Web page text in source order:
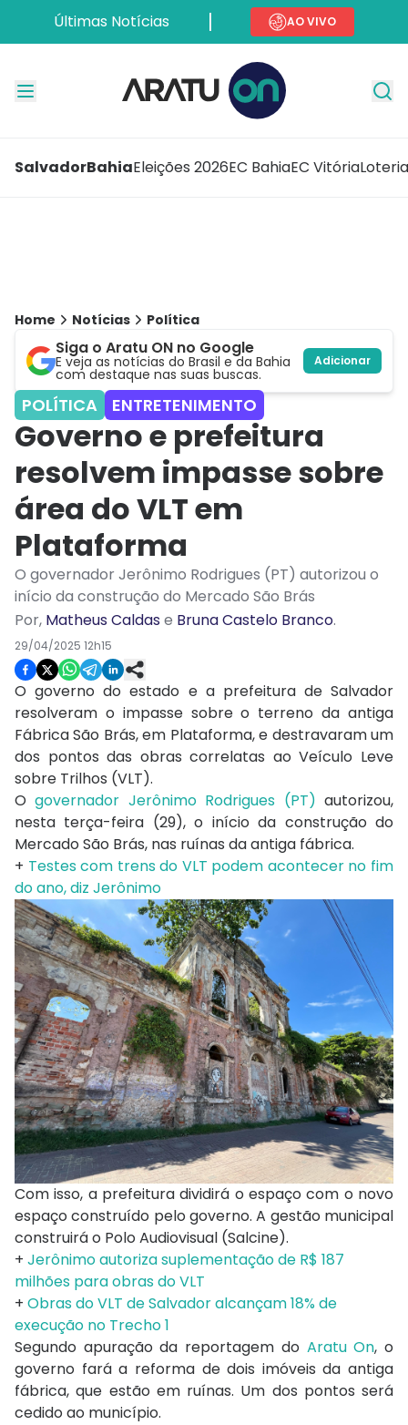
Últimas Notícias AO VIVO
SalvadorBahiaEleições 2026EC BahiaEC Vitória
Home Notícias Política
Siga o Aratu ON no Google
E veja as notícias do Brasil e da Bahia
com destaque nas suas buscas.
Adicionar
POLÍTICA ENTRETENIMENTO
Governo e prefeitura
resolvem impasse sobre
área do VLT em
Plataforma
O governador Jerônimo Rodrigues (PT) autorizou o
início da construção do Mercado São Brás
Por, Matheus Caldas e Bruna Castelo Branco.
29/04/2025 12h15
O governo do estado e a prefeitura de Salvador
resolveram o impasse sobre o terreno da antiga
Fábrica São Brás, em Plataforma, e destravaram um
dos pontos das obras correlatas ao Veículo Leve
sobre Trilhos (VLT).
Ogovernador Jerônimo Rodrigues (PT) autorizou,
nesta terça-feira (29), o início da construção do
Mercado São Brás, nas ruínas da antiga fábrica.
+ Testes com trens do VLT podem acontecer no fim
do ano, diz Jerônimo
Com isso, a prefeitura dividirá o espaço com o novo
espaço construído pelo governo. A gestão municipal
construirá o Polo Audiovisual (Salcine).
+ Jerônimo autoriza suplementação de R$ 187
milhões para obras do VLT
+ Obras do VLT de Salvador alcançam 18% de
execução no Trecho 1
Segundo apuração da reportagem do Aratu On, o
governo fará a reforma de dois imóveis da antiga
fábrica, que estão em ruínas. Um dos pontos será
cedido ao município.